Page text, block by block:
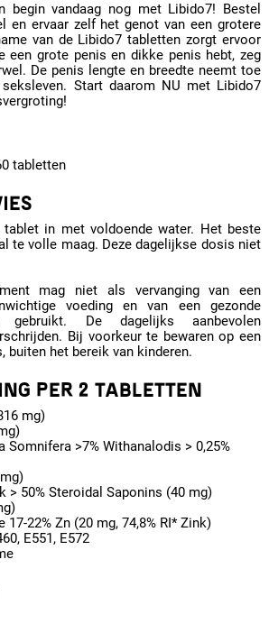
begin vandaag nog met Libido7! Bestel
en ervaar zelf het genot van een grotere
van de Libido7 tabletten zorgt ervoor
een grote penis en dikke penis hebt, zeg
De penis lengte en breedte neemt toe
Start daarom NU met Libido7
tabletten
in met voldoende water. Het beste
te volle maag. Deze dagelijkse dosis niet
mag niet als vervanging van een
voeding en van een gezonde
gebruikt. De dagelijks aanbevolen
Bij voorkeur te bewaren op een
buiten het bereik van kinderen.
PER 2 TABLETTEN
mg)
Somnifera >7% Withanalodis > 0,25%
> 50% Steroidal Saponins (40 mg)
22% Zn (20 mg, 74,8% RI* Zink)
E551, E572